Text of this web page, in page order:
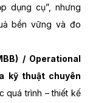
dụng cụ”, nhưng
bền vững và đo
/ Operational
kỹ thuật chuyên
quá trình – thiết kế